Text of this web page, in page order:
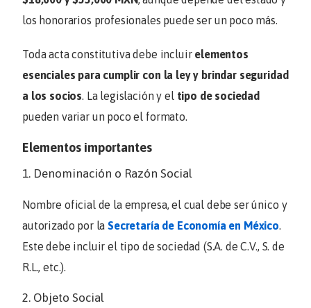
los honorarios profesionales puede ser un poco más.
Toda acta constitutiva debe incluir elementos
esenciales para cumplir con la ley y brindar seguridad
a los socios. La legislación y el tipo de sociedad
pueden variar un poco el formato.
Elementos importantes
1. Denominación o Razón Social
Nombre oficial de la empresa, el cual debe ser único y
autorizado por laSecretaría de Economía en México.
Este debe incluir el tipo de sociedad (S.A. de C.V., S. de
R.L., etc.).
2. Objeto Social